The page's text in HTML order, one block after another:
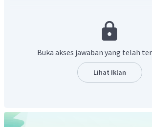
Buka akses jawaban yang telah
Lihat Iklan